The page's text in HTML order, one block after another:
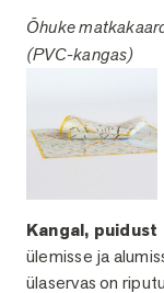
Õhuke
(PVC-kangas)
Kangal,
ülemisse ja
ülaservas on